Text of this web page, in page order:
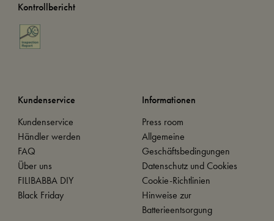
Kontrollbericht
Kundenservice
Kundenservice
Händler werden
FAQ
Über uns
FILIBABBA DIY
Black Friday
Informationen
Press room
Allgemeine
Geschäftsbedingungen
Datenschutz und Cookies
Cookie-Richtlinien
Hinweise zur
Batterieentsorgung